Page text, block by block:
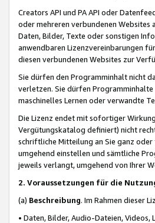
Creators API und PA API oder
oder mehreren verbundenen Websites
Daten, Bilder, Texte oder sonstigen
anwendbaren Lizenzvereinbarungen
diesen verbundenen Websites zur
Sie dürfen den Programminhalt nicht
verletzen. Sie dürfen
maschinelles Lernen oder verwandte
Die Lizenz endet mit sofortiger
Vergütungskatalog definiert) nicht
schriftliche Mitteilung an Sie ganz oder
umgehend einstellen und sämtliche
jeweils verlangt, umgehend von Ihrer
2. Voraussetzungen für die
(a) Beschreibung. Im Rahmen dieser
• Daten, Bilder, Audio-Dateien,